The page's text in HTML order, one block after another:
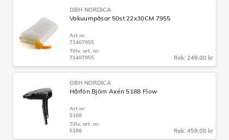
OBH NORDICA
Vakuumpåsar 50st 22x30CM 7955
Art nr:
71407955
Tillv. art. nr:
71407955
Rek: 249,00 kr
OBH NORDICA
Hårfön Björn Axén 5188 Flow
Art nr:
5188
Tillv. art. nr:
5188
Rek: 459,00 kr